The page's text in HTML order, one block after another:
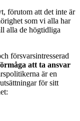
förutom att det inte är
som vi alla har
alla de högtidliga
försvarsintresserad
att ta ansvar
är en
för sitt